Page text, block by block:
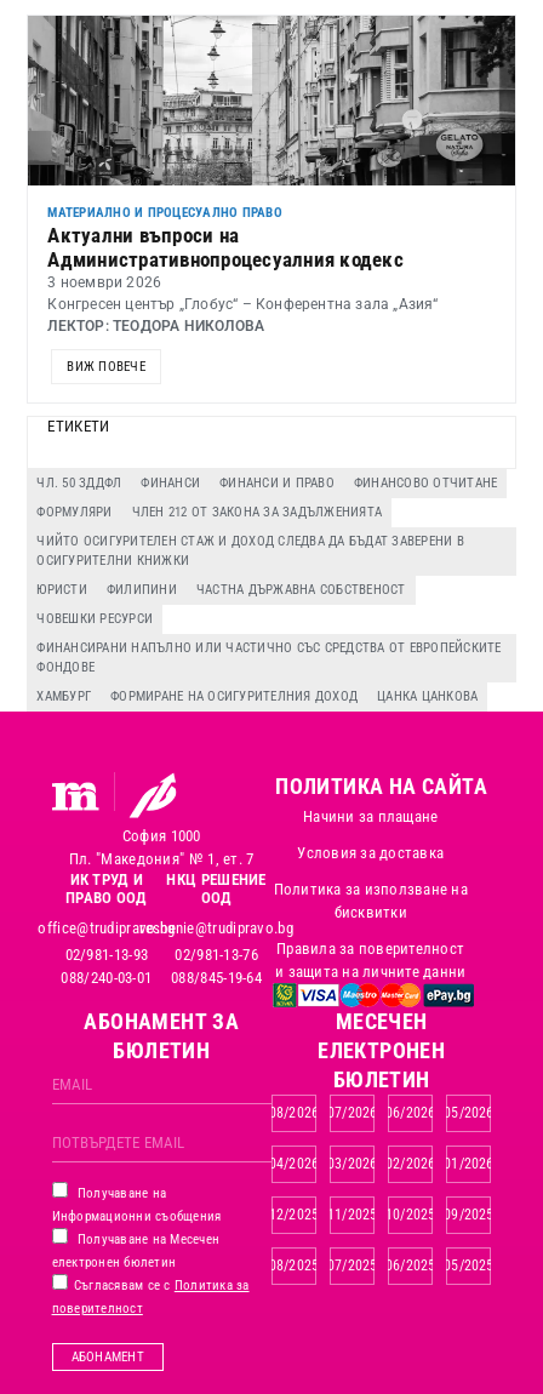
МАТЕРИАЛНО И ПРОЦЕСУАЛНО ПРАВО
Актуални въпроси на
Административнопроцесуалния кодекс
3 ноември 2026
Конгресен център „Глобус“ – Конферентна зала „Азия“
ЛЕКТОР: ТЕОДОРА НИКОЛОВА
ВИЖ ПОВЕЧЕ
ЕТИКЕТИ
ЧЛ. 50 ЗДДФЛ ФИНАНСИ ФИНАНСИ И ПРАВО
ФИНАНСОВО ОТЧИТАНЕ
ФОРМУЛЯРИ
ЧЛЕН 212 ОТ ЗАКОНА ЗА ЗАДЪЛЖЕНИЯТА
ЧИЙТО ОСИГУРИТЕЛЕН СТАЖ И ДОХОД СЛЕДВА ДА БЪДАТ ЗАВЕРЕНИ В
ОСИГУРИТЕЛНИ КНИЖКИ
ЮРИСТИ
ФИЛИПИНИ
ЧАСТНА ДЪРЖАВНА СОБСТВЕНОСТ
ЧОВЕШКИ РЕСУРСИ
ФИНАНСИРАНИ НАПЪЛНО ИЛИ ЧАСТИЧНО СЪС СРЕДСТВА ОТ ЕВРОПЕЙСКИТЕ
ФОНДОВЕ
ХАМБУРГ
ФОРМИРАНЕ НА ОСИГУРИТЕЛНИЯ ДОХОД ЦАНКА ЦАНКОВА
София 1000
Пл. "Македония" № 1, ет. 7
ИК ТРУД И
ПРАВО ООД
office@trudipravo.bg
02/981-13-93
088/240-03-01
НКЦ РЕШЕНИЕ
ООД
reshenie@trudipravo.bg
02/981-13-76
088/845-19-64
ПОЛИТИКА НА САЙТА
Начини за плащане
Условия за доставка
Политика за използване на
бисквитки
Правила за поверителност
и защита на личните данни
АБОНАМЕНТ ЗА
БЮЛЕТИН
Получаване на
Информационни съобщения
Получаване на Месечен
електронен бюлетин
Съгласявам се с Политика за
поверителност
АБОНАМЕНТ
MЕСЕЧЕН
ЕЛЕКТРОНЕН
БЮЛЕТИН
08/2026 07/2026 06/2026 05/2026
04/2026 03/2026 02/2026 01/2026
12/2025 11/2025 10/2025 09/2025
08/2025 07/2025 06/2025 05/2025